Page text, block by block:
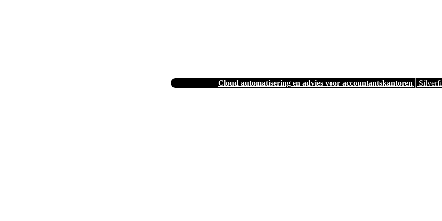
Cloud automatisering en advies voor accountantskantoren